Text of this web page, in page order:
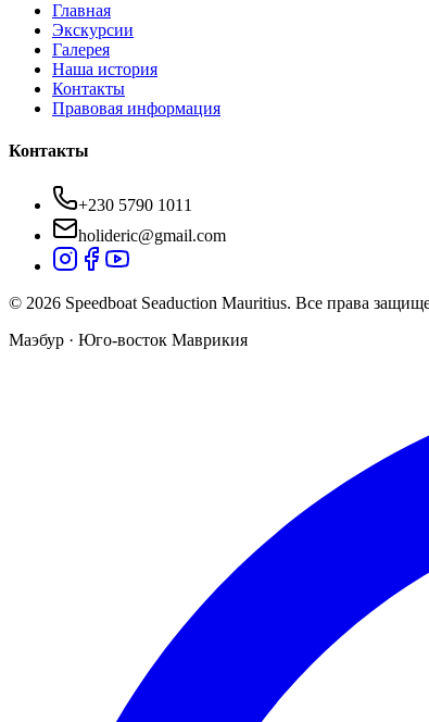
Главная
Экскурсии
Галерея
Наша история
Контакты
Правовая информация
Контакты
+230 5790 1011
holideric@gmail.com
© 2026 Speedboat Seaduction Mauritius. Все права
Маэбур · Юго-восток Маврикия